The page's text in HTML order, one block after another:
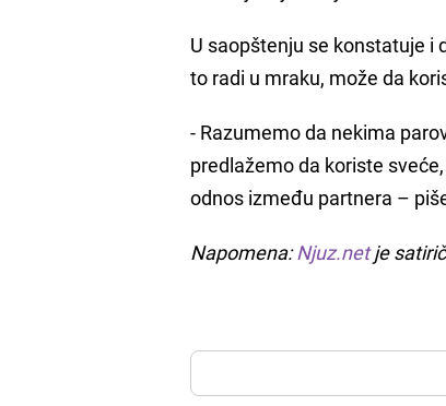
U saopštenju se konstatuje i
to radi u mraku, može da
- Razumemo da nekima
predlažemo da koriste
odnos između partnera –
Napomena:Njuz.netje